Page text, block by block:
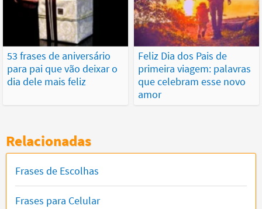
53 frases de aniversário
para pai que vão deixar o
dia dele mais feliz
Feliz Dia dos Pais de
primeira viagem: palavras
que celebram esse novo
amor
Relacionadas
Frases de Escolhas
Frases para Celular